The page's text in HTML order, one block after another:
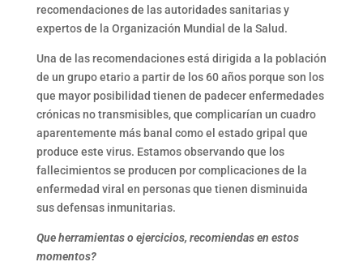
recomendaciones de las autoridades sanitarias y
expertos de la Organización Mundial de la Salud.
Una de las recomendaciones está dirigida a la población
de un grupo etario a partir de los 60 años porque son los
que mayor posibilidad tienen de padecer enfermedades
crónicas no transmisibles, que complicarían un cuadro
aparentemente más banal como el estado gripal que
produce este virus. Estamos observando que los
fallecimientos se producen por complicaciones de la
enfermedad viral en personas que tienen disminuida
sus defensas inmunitarias.
Que herramientas o ejercicios, recomiendas en estos
momentos?